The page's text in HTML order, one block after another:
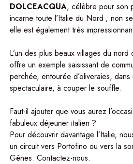
DOLCEACQUA, célèbre pour son
incarne toute l’Italie du Nord ; non
elle est également très
L’un des plus beaux villages du nord
offre un exemple saisissant de
perchée, entourée d’oliveraies, dans
spectaculaire, à couper le souffle.
Faut-il ajouter que vous aurez
fabuleux déjeuner italien ?
Pour découvrir davantage l’Italie,
un circuit vers Portofino ou vers la
Gênes. Contactez-nous.